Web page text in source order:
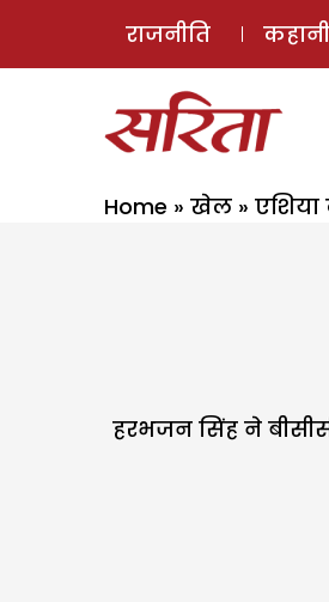
राजनीति कहानी
Home » खेल »
हरभजन सिंह ने